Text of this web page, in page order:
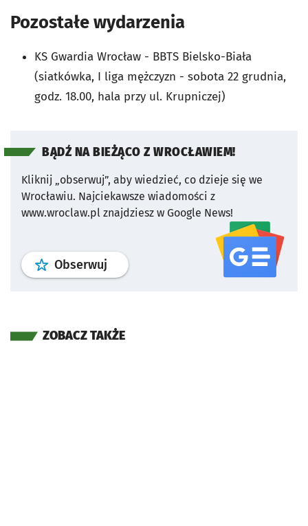
Pozostałe wydarzenia
KS Gwardia Wrocław - BBTS Bielsko-Biała
(siatkówka, I liga mężczyzn - sobota 22 grudnia,
godz. 18.00, hala przy ul. Krupniczej)
BĄDŹ NA BIEŻĄCO Z WROCŁAWIEM!
Kliknij „obserwuj”, aby wiedzieć, co dzieje się we
Wrocławiu. Najciekawsze wiadomości z
www.wroclaw.pl znajdziesz w Google News!
Obserwuj profil serwisu
ZOBACZ TAKŻE